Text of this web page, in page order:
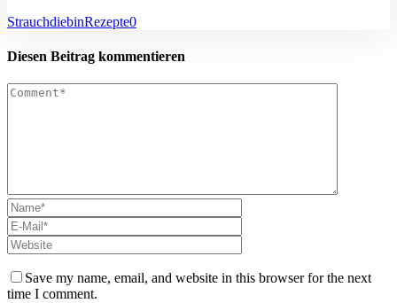
StrauchdiebinRezepte0
Diesen Beitrag kommentieren
Save my name, email, and website in this browser for the next
time I comment.